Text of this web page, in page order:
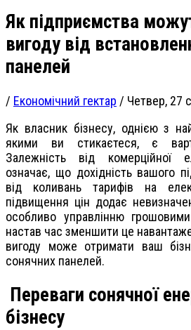
Як підприємства
вигоду від
панелей
/ Економічний гектар / Четвер, 27
Як власник бізнесу, однією з
якими ви стикаєтеся, є
Залежність від комерційної
означає, що дохідність вашого
від коливань тарифів на
підвищення цін додає
особливо управлінню
настав час зменшити це
вигоду може отримати ваш
сонячних панелей.
Переваги сонячної
бізнесу